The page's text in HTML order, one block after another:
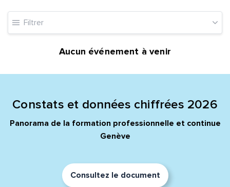
Filtrer
Aucun événement à venir
Constats et données chiffrées 2026
Panorama de la formation professionnelle et continue
Genève
Consultez le document
Prénom et nom*
Quelle est la pertinence de cette page?